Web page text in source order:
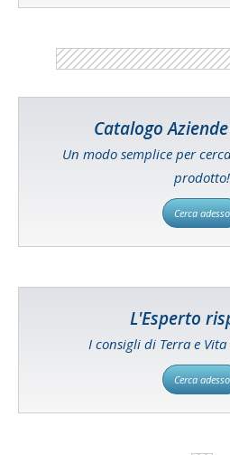
Catalogo
Un modo semplice per
prodotto!
Cerca adesso
L'Esperto
I consigli di Terra e
Cerca adesso